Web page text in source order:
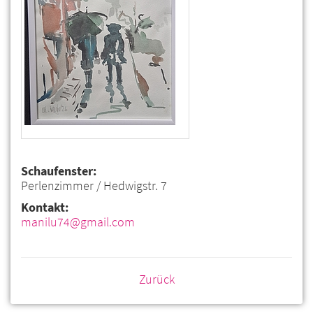
Schaufenster:
Perlenzimmer / Hedwigstr. 7
Kontakt:
manilu74@gmail.com
Zurück